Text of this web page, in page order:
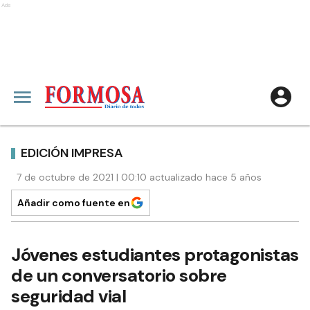
Ads
EDICIÓN IMPRESA
7 de octubre de 2021 | 00:10 actualizado hace 5 años
Añadir como fuente en
Jóvenes estudiantes protagonistas
de un conversatorio sobre
seguridad vial